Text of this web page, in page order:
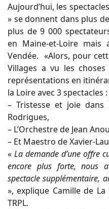
Aujourd’hui, les
» se donnent dans plus
plus de 9 000
en Maine-et-Loire mais
Vendée. «Alors, pour
Villages a vu les
représentations en
la Loire avec 3 spectacles :
– Tristesse et joie
Rodrigues,
– L’Orchestre de Jean
– Et Maestro de Xavier-
« La demande d’une offre
encore plus forte, nous
spectacle supplémentaire,
», explique Camille de
TRPL.